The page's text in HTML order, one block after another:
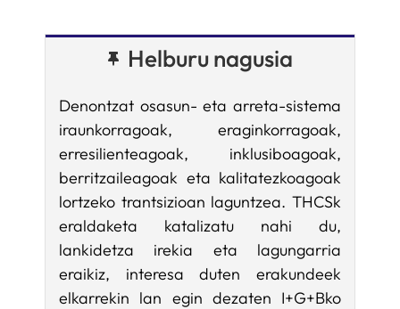
Helburu nagusia
Denontzat osasun- eta arreta-sistema
iraunkorragoak, eraginkorragoak,
erresilienteagoak, inklusiboagoak,
berritzaileagoak eta kalitatezkoagoak
lortzeko trantsizioan laguntzea. THCSk
eraldaketa katalizatu nahi du,
lankidetza irekia eta lagungarria
eraikiz, interesa duten erakundeek
elkarrekin lan egin dezaten I+G+Bko